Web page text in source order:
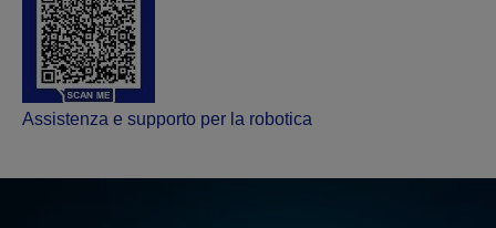
Assistenza e supporto per la robotica